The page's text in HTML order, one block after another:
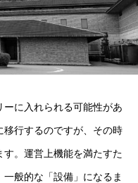
に入れられる可能性があ
移行するのですが、その時
。運営上機能を満たすた
般的な「設備」になるま